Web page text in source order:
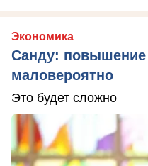
Экономика
Санду: повышение
маловероятно
Это будет сложно